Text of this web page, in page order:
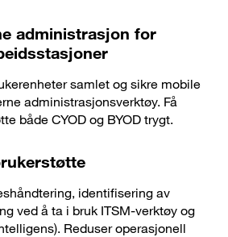
administrasjon for
samlet og sikre mobile
administrasjonsverktøy. Få
både CYOD og BYOD trygt.
identifisering av
ved å ta i bruk ITSM-verktøy og
Reduser operasjonell